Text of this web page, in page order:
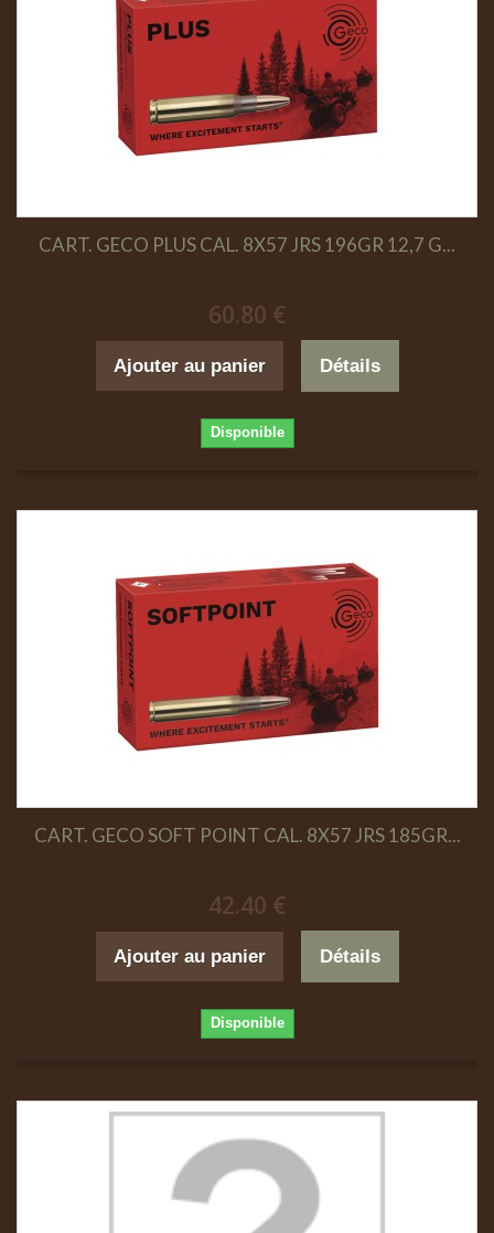
CART. GECO PLUS CAL. 8X57 JRS 196GR 12,7 G...
60.80 €
Ajouter au panier Détails
Disponible
CART. GECO SOFT POINT CAL. 8X57 JRS 185GR...
42.40 €
Ajouter au panier Détails
Disponible